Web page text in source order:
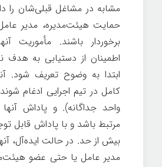
مشابه در مشاغل قبلی‌شان را
حمایت هیئت‌مدیره، مدیر
برخوردار باشند. مأموریت
اطمینان از دستیابی به هدف
ابتدا به وضوح تعریف شود.
کامل در تیم اجرایی ادغام
واحد جداگانه). و پاداش آنها
مرتبط باشد و با پاداش قابل
بیش از حد. در حالت ایده‌آل،
مدیر عامل یا حتی عضو